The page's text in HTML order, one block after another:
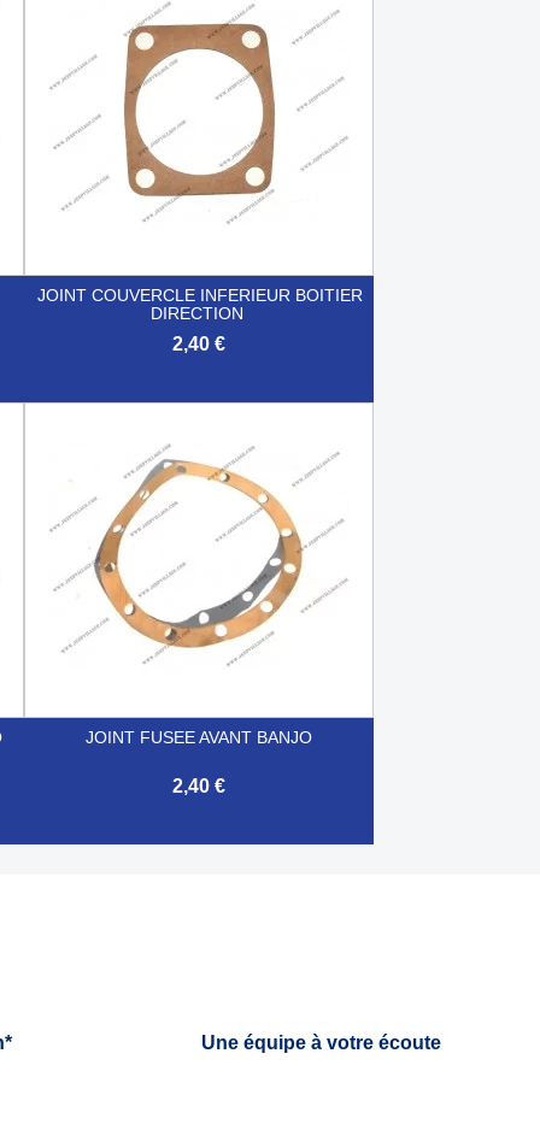
JOINT COUVERCLE INFERIEUR BOITIER
DIRECTION
2,40 €
JOINT FUSEE AVANT BANJO
2,40 €
Une équipe à votre écoute